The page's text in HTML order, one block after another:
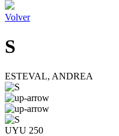
Volver
S
ESTEVAL, ANDREA
UYU 250